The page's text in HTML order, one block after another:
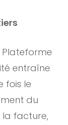
entraîne
fois le
du
facture,